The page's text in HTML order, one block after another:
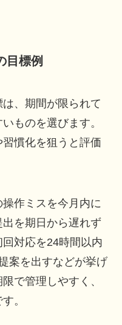
目標例
、期間が限られて
ものを選びます。
慣化を狙うと評価
作ミスを今月内に
を期日から遅れず
対応を24時間以内
案を出すなどが挙げ
で管理しやすく、
。